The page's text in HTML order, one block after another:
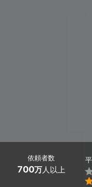
依頼者数
700万人以上